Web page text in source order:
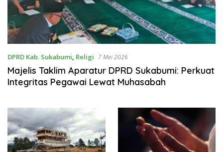
DPRD Kab. Sukabumi Religi 7 Mei 2026
Majelis Taklim Aparatur DPRD Sukabumi: Perkuat
Integritas Pegawai Lewat Muhasabah